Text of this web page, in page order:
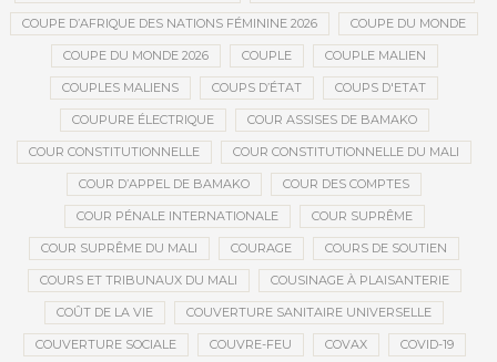
COUPE D’AFRIQUE DES NATIONS FÉMININE 2026 COUPE DU MONDE
COUPE DU MONDE 2026 COUPLE COUPLE MALIEN
COUPLES MALIENS COUPS D’ÉTAT COUPS D'ETAT
COUPURE ÉLECTRIQUE COUR ASSISES DE BAMAKO
COUR CONSTITUTIONNELLE COUR CONSTITUTIONNELLE DU MALI
COUR D’APPEL DE BAMAKO COUR DES COMPTES
COUR PÉNALE INTERNATIONALE COUR SUPRÊME
COUR SUPRÊME DU MALI COURAGE COURS DE SOUTIEN
COURS ET TRIBUNAUX DU MALI COUSINAGE À PLAISANTERIE
COÛT DE LA VIE COUVERTURE SANITAIRE UNIVERSELLE
COUVERTURE SOCIALE COUVRE-FEU COVAX COVID-19